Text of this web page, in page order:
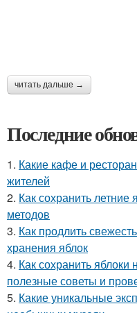
читать дальше →
Последние
1. Какие кафе и
жителей
2. Как сохранить
методов
3. Как продлить
хранения яблок
4. Как сохранить
полезные советы и
5. Какие уникальные